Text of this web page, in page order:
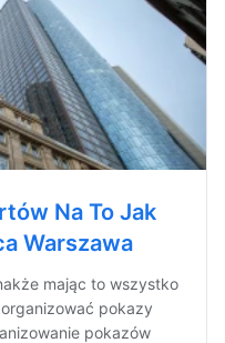
Na To Jak
Warszawa
mając to wszystko
pokazy
pokazów